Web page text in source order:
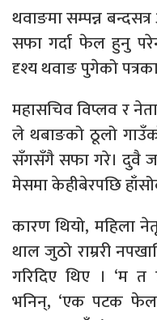
थवाङमा सम्पन्न
सफा गर्दा फेल हुनु
दृश्य थवाङ पुगेको
महासचिव विप्लव र
ले थबाङको ठूलो
सँगसँगै सफा गरे। दुवै
मेसमा केहीबेरपछि
कारण थियो, महिला
थाल जुठो राम्ररी
गरिदिए थिए । ‘म
भनिन्, ‘एक पटक फेल